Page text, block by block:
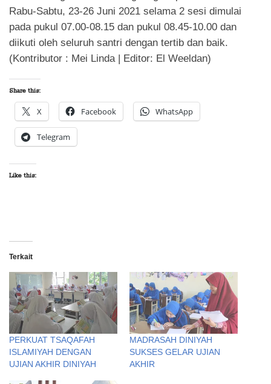
Rabu-Sabtu, 23-26 Juni 2021 selama 2 sesi dimulai
pada pukul 07.00-08.15 dan pukul 08.45-10.00 dan
diikuti oleh seluruh santri dengan tertib dan baik.
(Kontributor : Mei Linda | Editor: El Weeldan)
Share this:
X Facebook WhatsApp
Telegram
Like this:
Terkait
PERKUAT TSAQAFAH
ISLAMIYAH DENGAN
UJIAN AKHIR DINIYAH
MADRASAH DINIYAH
SUKSES GELAR UJIAN
AKHIR